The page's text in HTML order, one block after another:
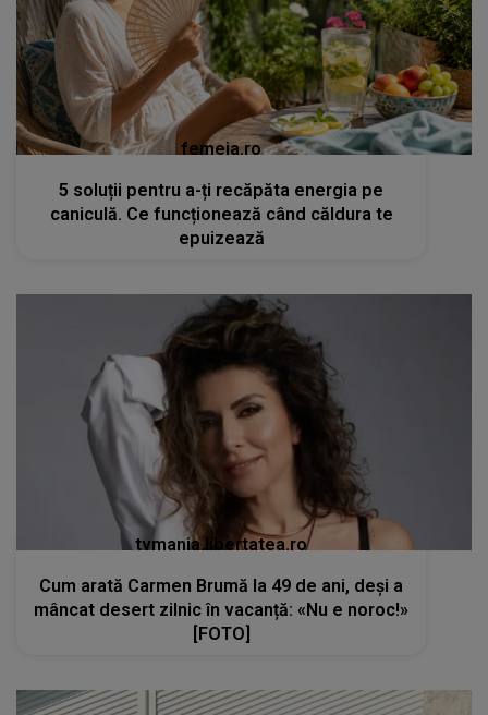
femeia.ro
5 soluții pentru a-ți recăpăta energia pe
caniculă. Ce funcționează când căldura te
epuizează
tvmania.libertatea.ro
Cum arată Carmen Brumă la 49 de ani, deși a
mâncat desert zilnic în vacanță: «Nu e noroc!»
[FOTO]